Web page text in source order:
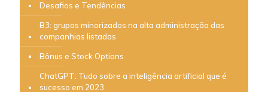
Desafios e Tendências
B3: grupos minorizados na alta administração das
companhias listadas
Bônus e Stock Options
ChatGPT: Tudo sobre a inteligência artificial que é
sucesso em 2023